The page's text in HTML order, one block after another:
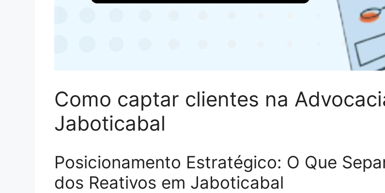
Como captar clientes na
Jaboticabal
Posicionamento Estratégico: O Que
dos Reativos em Jaboticabal